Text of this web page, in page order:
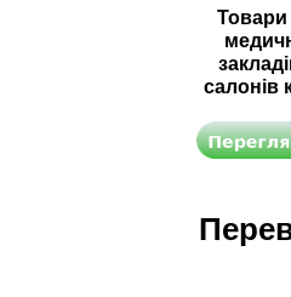
Товари
салонів